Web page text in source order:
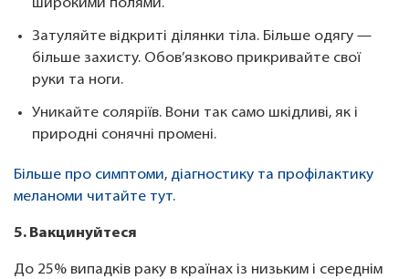
широкими полями.
Затуляйте відкриті ділянки тіла. Більше одягу —
більше захисту. Обов’язково прикривайте свої
руки та ноги.
Уникайте соляріїв. Вони так само шкідливі, як і
природні сонячні промені.
Більше про симптоми, діагностику та профілактику
меланоми читайте тут.
5. Вакцинуйтеся
До 25% випадків раку в країнах із низьким і середнім